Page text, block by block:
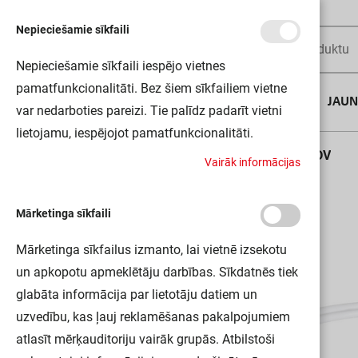
LN INDV 1200 THROUGHWIRING KIT LEDV
Nepieciešamie sīkfaili
Nepieciešamie sīkfaili iespējo vietnes
pamatfunkcionalitāti. Bez šiem sīkfailiem vietne
var nedarboties pareizi. Tie palīdz padarīt vietni
lietojamu, iespējojot pamatfunkcionalitāti.
Vairāk informācijas
Mārketinga sīkfaili
Mārketinga sīkfailus izmanto, lai vietnē izsekotu
un apkopotu apmeklētāju darbības. Sīkdatnēs tiek
glabāta informācija par lietotāju datiem un
uzvedību, kas ļauj reklamēšanas pakalpojumiem
atlasīt mērķauditoriju vairāk grupās. Atbilstoši